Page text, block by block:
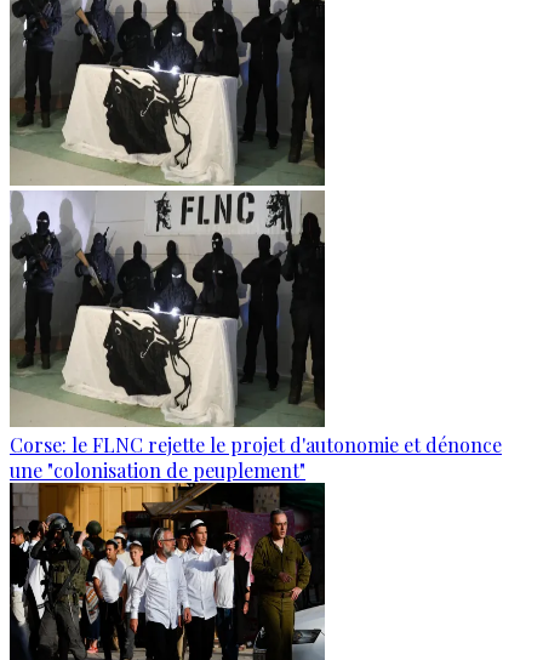
Corse: le FLNC rejette le projet d'autonomie et dénonce
une "colonisation de peuplement"